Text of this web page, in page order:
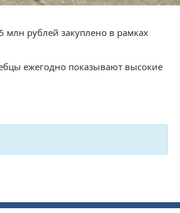
млн рублей закуплено в рамках
ежегодно показывают высокие